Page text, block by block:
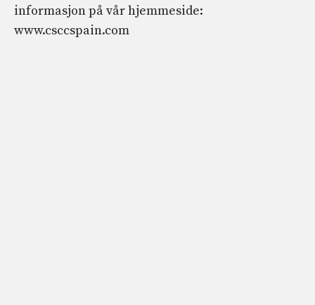
informasjon på vår hjemmeside:
www.csccspain.com